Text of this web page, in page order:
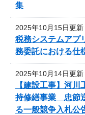
集
2025年10月15日更新
税務システムアプ
務委託における仕
2025年10月14日更新
【建設工事】河
持修繕事業 忠節
る一般競争入札公